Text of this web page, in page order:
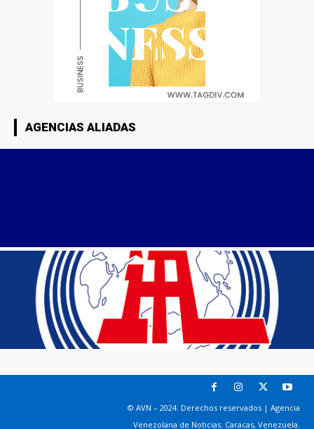
AGENCIAS ALIADAS
© AVN – 2024. Derechos reservados | Agencia
Venezolana de Noticias. Caracas, Venezuela.